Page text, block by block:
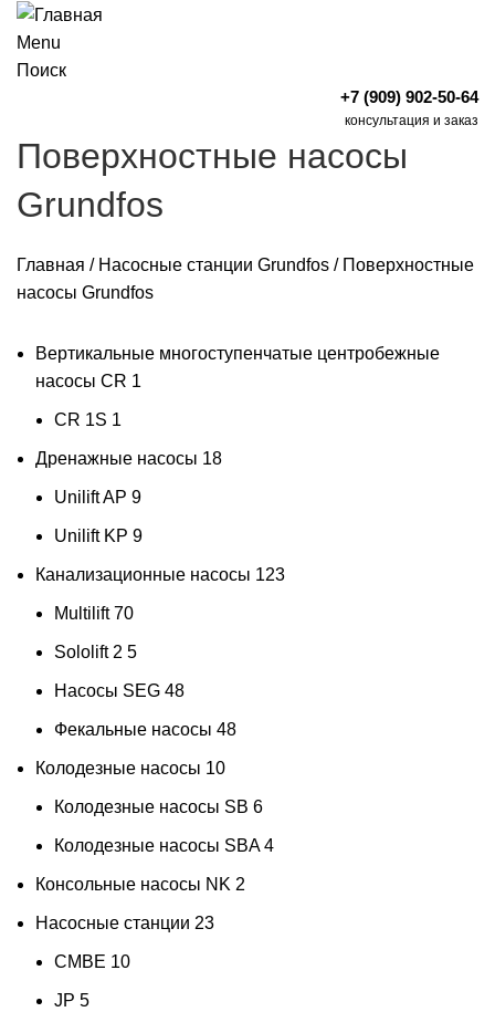
Menu
Поиск
+7 (909) 902-50-64
консультация и заказ
Поверхностные насосы
Grundfos
Главная / Насосные станции Grundfos / Поверхностные
насосы Grundfos
Вертикальные многоступенчатые центробежные
насосы CR 1
CR 1S 1
Дренажные насосы 18
Unilift AP 9
Unilift KP 9
Канализационные насосы 123
Multilift 70
Sololift 2 5
Насосы SEG 48
Фекальные насосы 48
Колодезные насосы 10
Колодезные насосы SB 6
Колодезные насосы SBA 4
Консольные насосы NK 2
Насосные станции 23
CMBE 10
JP 5